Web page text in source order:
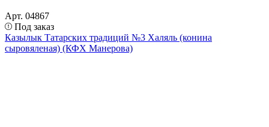
Арт. 04867
Под заказ
Казылык Татарских традиций №3 Халяль (конина
сыровяленая) (КФХ Манерова)